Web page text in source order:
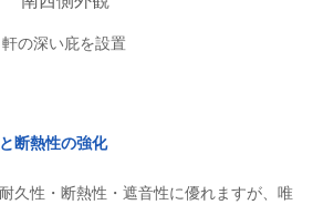
の深い庇を設置
断熱性の強化
久性・断熱性・遮音性に優れますが、唯